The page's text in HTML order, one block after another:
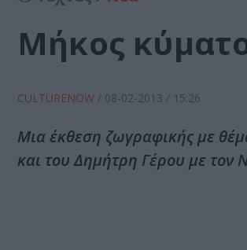
Μήκος
CULTURENOW / 08-02-2013 / 15:26
Μια έκθεση ζωγραφικής με
και του Δημήτρη Γέρου με τον